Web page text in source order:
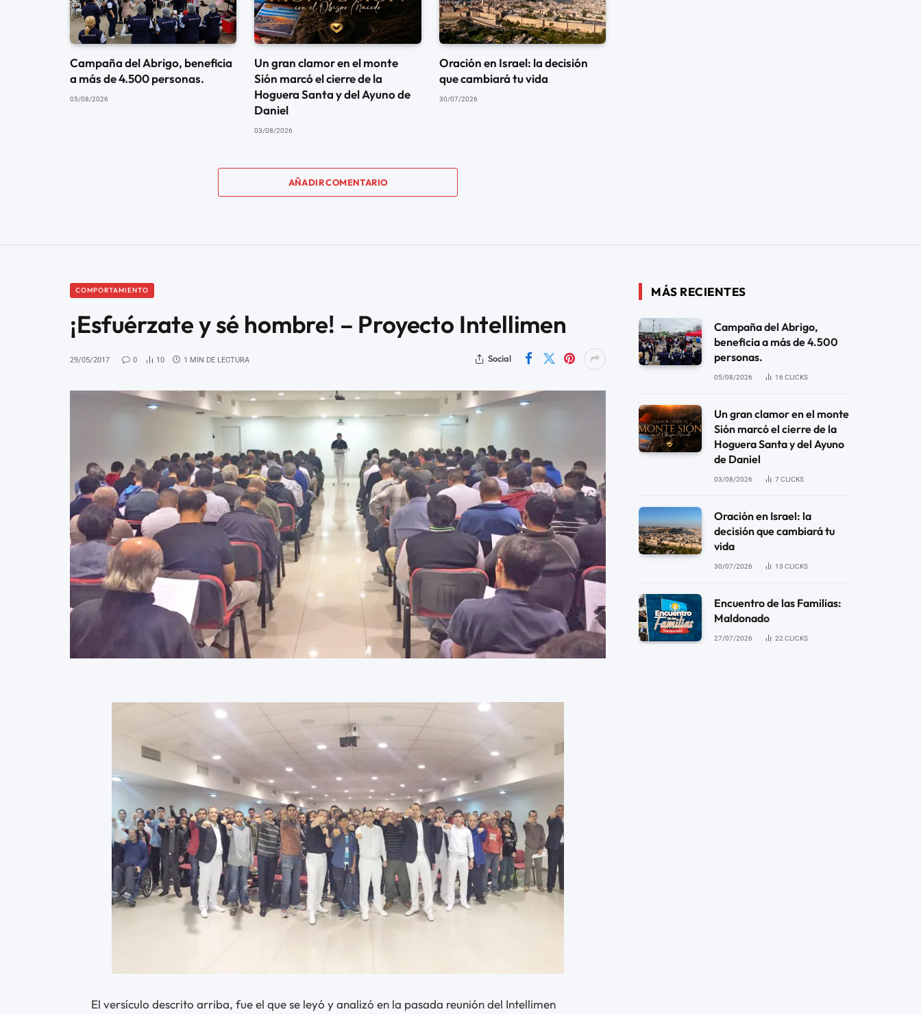
Campaña del Abrigo, beneficia
a más de 4.500 personas.
05/08/2026
Un gran clamor en el monte
Sión marcó el cierre de la
Hoguera Santa y del Ayuno de
Daniel
03/08/2026
Oración en Israel: la decisión
que cambiará tu vida
30/07/2026
AÑADIR COMENTARIO
COMPORTAMIENTO
¡Esfuérzate y sé hombre! – Proyecto Intellimen
29/05/2017 0 10 1 MIN DE LECTURA Social
El versículo descrito arriba, fue el que se leyó y analizó en la pasada reunión del Intellimen
MÁS RECIENTES
Campaña del Abrigo,
beneficia a más de 4.500
personas.
05/08/2026 16 CLICKS
Un gran clamor en el monte
Sión marcó el cierre de la
Hoguera Santa y del Ayuno
de Daniel
03/08/2026 7 CLICKS
Oración en Israel: la
decisión que cambiará tu
vida
30/07/2026 13 CLICKS
Encuentro de las Familias:
Maldonado
27/07/2026 22 CLICKS